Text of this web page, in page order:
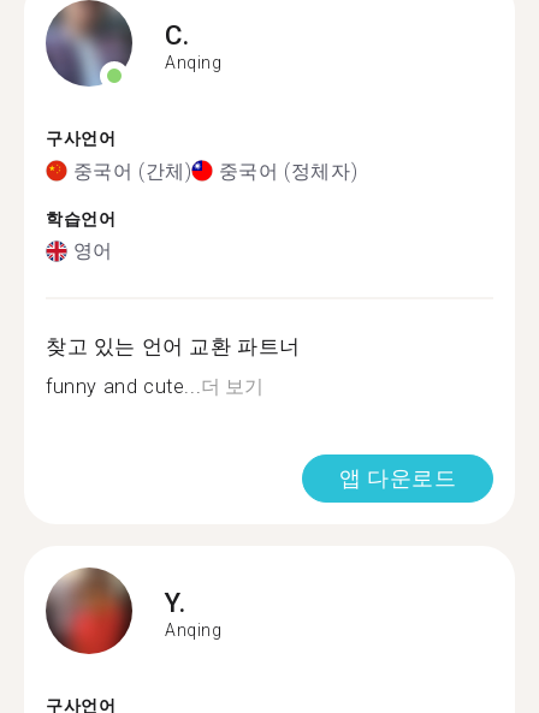
C.
Anqing
구사언어
중국어 (간체) 중국어 (정체자)
학습언어
영어
찾고 있는 언어 교환 파트너
funny and cute...더 보기
앱 다운로드
Y.
Anqing
구사언어